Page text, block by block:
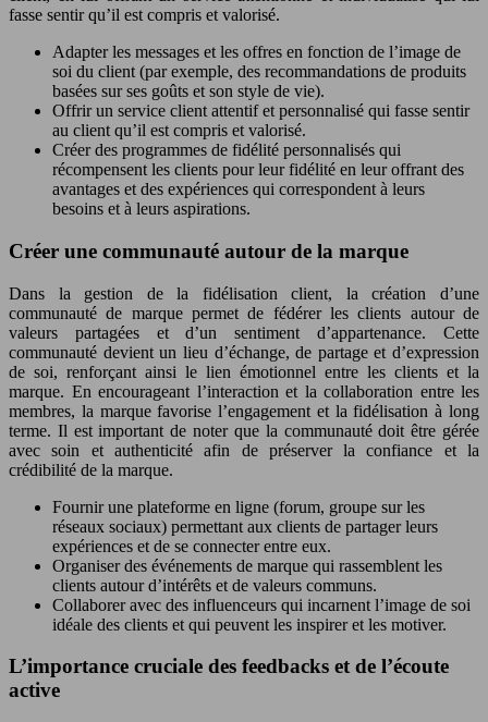
fasse sentir qu’il est compris et valorisé.
Adapter les messages et les offres en fonction de l’image de
soi du client (par exemple, des recommandations de produits
basées sur ses goûts et son style de vie).
Offrir un service client attentif et personnalisé qui fasse sentir
au client qu’il est compris et valorisé.
Créer des programmes de fidélité personnalisés qui
récompensent les clients pour leur fidélité en leur offrant des
avantages et des expériences qui correspondent à leurs
besoins et à leurs aspirations.
Créer une communauté autour de la marque
Dans la gestion de la fidélisation client, la création d’une
communauté de marque permet de fédérer les clients autour de
valeurs partagées et d’un sentiment d’appartenance. Cette
communauté devient un lieu d’échange, de partage et d’expression
de soi, renforçant ainsi le lien émotionnel entre les clients et la
marque. En encourageant l’interaction et la collaboration entre les
membres, la marque favorise l’engagement et la fidélisation à long
terme. Il est important de noter que la communauté doit être gérée
avec soin et authenticité afin de préserver la confiance et la
crédibilité de la marque.
Fournir une plateforme en ligne (forum, groupe sur les
réseaux sociaux) permettant aux clients de partager leurs
expériences et de se connecter entre eux.
Organiser des événements de marque qui rassemblent les
clients autour d’intérêts et de valeurs communs.
Collaborer avec des influenceurs qui incarnent l’image de soi
idéale des clients et qui peuvent les inspirer et les motiver.
L’importance cruciale des feedbacks et de l’écoute
active